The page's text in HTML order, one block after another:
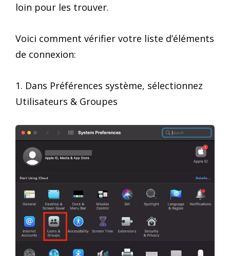
loin pour les trouver.
Voici comment vérifier votre liste d’éléments
de connexion:
1. Dans Préférences système, sélectionnez
Utilisateurs & Groupes